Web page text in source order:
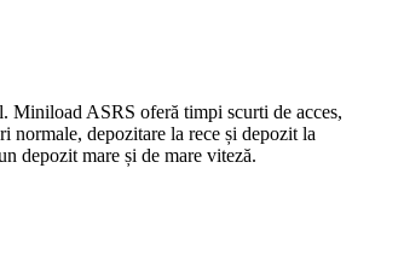
Miniload ASRS oferă timpi scurti de acces,
normale, depozitare la rece și depozit la
depozit mare și de mare viteză.